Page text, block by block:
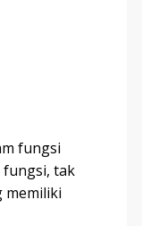
fungsi
fungsi, tak
memiliki